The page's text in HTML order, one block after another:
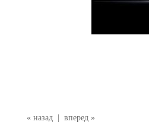
« назад вперед »